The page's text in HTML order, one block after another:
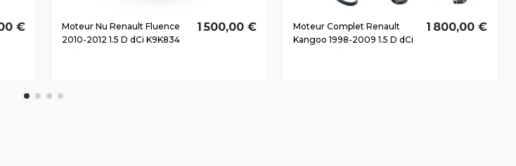
€
Moteur Nu Renault Fluence
2010-2012 1.5 D dCi K9K834
1 500,00 €
Moteur Complet Renault
Kangoo 1998-2009 1.5 D dCi
1 800,00 €